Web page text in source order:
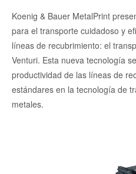
Koenig & Bauer MetalPrint
para el transporte cuidadoso y
líneas de recubrimiento: el
Venturi. Esta nueva tecnología
productividad de las líneas de
estándares en la tecnología de
metales.